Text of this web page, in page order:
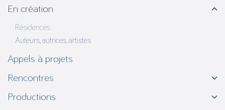
En création
Résidences
Auteurs, autrices, artistes
Appels à projets
Rencontres
Productions